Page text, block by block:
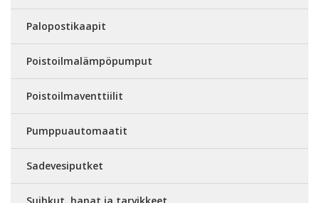
Palopostikaapit
Poistoilmalämpöpumput
Poistoilmaventtiilit
Pumppuautomaatit
Sadevesiputket